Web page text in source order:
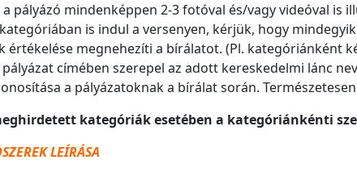
pályázó mindenképpen 2-3 fotóval és/vagy videóval is
is indul a versenyen, kérjük, hogy
értékelése megnehezíti a bírálatot. (Pl. kategóriánként
címében szerepel az adott kereskedelmi lánc
a pályázatoknak a bírálat során.
kategóriák esetében a kategóriánkénti
LEÍRÁSA